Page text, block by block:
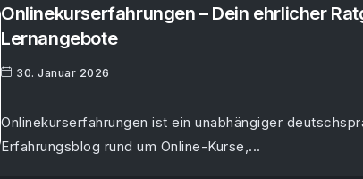
Onlinekurserfahrungen – Dein ehrlicher
Lernangebote
30. Januar 2026
Onlinekurserfahrungen ist ein unabhängiger
Erfahrungsblog rund um Online-Kurse,...